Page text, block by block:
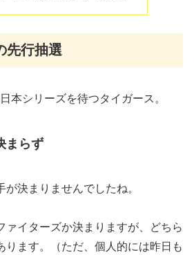
先行抽選
本シリーズを待つタイガース。
まらず
決まりませんでしたね。
ァイターズか決まりますが、どちら
ります。（ただ、個人的には昨日も